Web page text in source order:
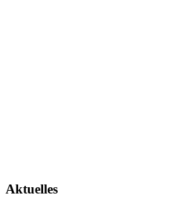
Aktuelles